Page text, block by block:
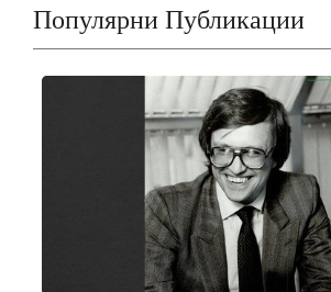
Популярни Публикации